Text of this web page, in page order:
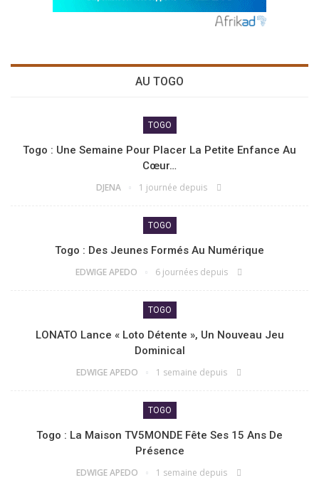
AU TOGO
TOGO
Togo : Une Semaine Pour Placer La Petite Enfance Au
Cœur…
DJENA 1 journée depuis
TOGO
Togo : Des Jeunes Formés Au Numérique
EDWIGE APEDO 6 journées depuis
TOGO
LONATO Lance « Loto Détente », Un Nouveau Jeu
Dominical
EDWIGE APEDO 1 semaine depuis
TOGO
Togo : La Maison TV5MONDE Fête Ses 15 Ans De
Présence
EDWIGE APEDO 1 semaine depuis